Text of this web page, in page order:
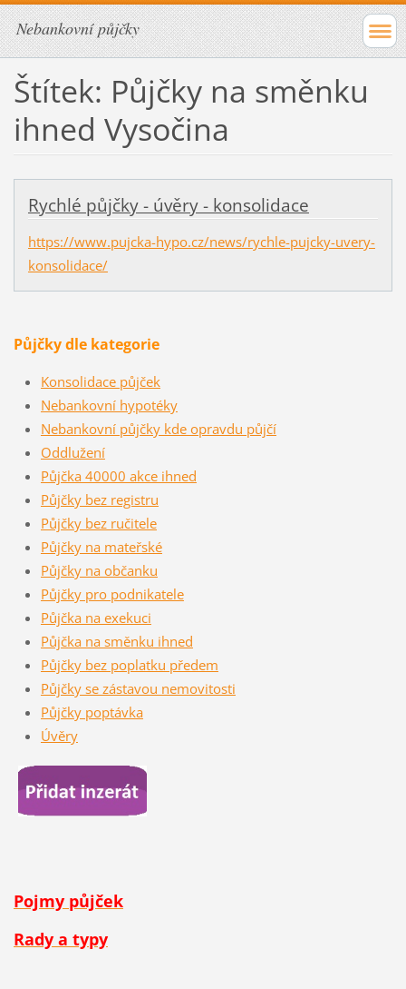
Nebankovní půjčky
Štítek: Půjčky na směnku
ihned Vysočina
Rychlé půjčky - úvěry - konsolidace
https://www.pujcka-hypo.cz/news/rychle-pujcky-uvery-
konsolidace/
Půjčky dle kategorie
Konsolidace půjček
Nebankovní hypotéky
Nebankovní půjčky kde opravdu půjčí
Oddlužení
Půjčka 40000 akce ihned
Půjčky bez registru
Půjčky bez ručitele
Půjčky na mateřské
Půjčky na občanku
Půjčky pro podnikatele
Půjčka na exekuci
Půjčka na směnku ihned
Půjčky bez poplatku předem
Půjčky se zástavou nemovitosti
Půjčky poptávka
Úvěry
Pojmy půjček
Rady a typy